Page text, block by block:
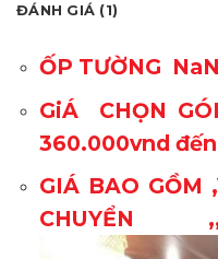
ĐÁNH GIÁ (1)
ỐP TƯỜNG
GiÁ CHỌN
360.000vnd
GIÁ BAO GỒM